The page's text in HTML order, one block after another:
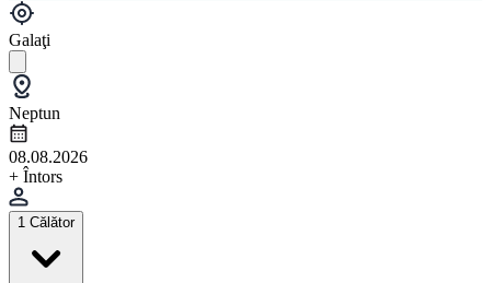
Galaţi
Neptun
08.08.2026
+ Întors
1 Călător